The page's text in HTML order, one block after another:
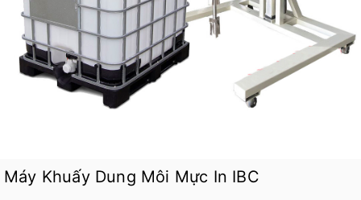
Máy Khuấy Dung Môi Mực In IBC